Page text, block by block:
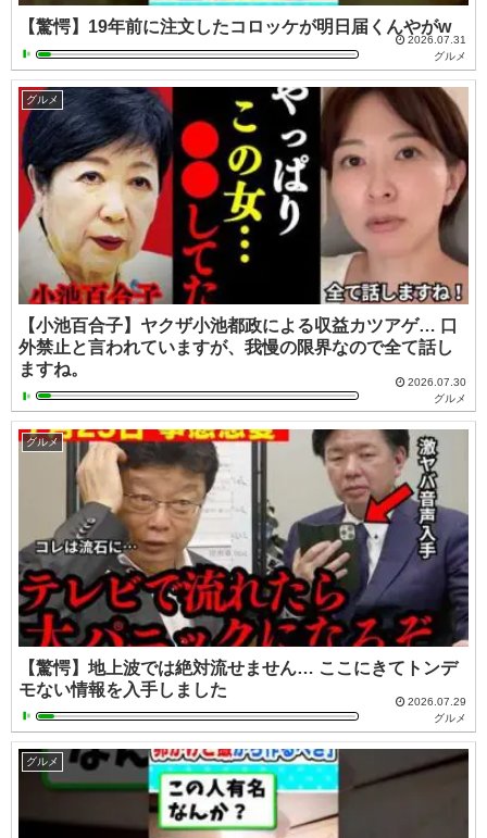
【驚愕】19年前に注文したコロッケが明日届くんやがw
2026.07.31
グルメ
グルメ
【小池百合子】ヤクザ小池都政による収益カツアゲ… 口
外禁止と言われていますが、我慢の限界なので全て話し
ますね。
2026.07.30
グルメ
グルメ
【驚愕】地上波では絶対流せません… ここにきてトンデ
モない情報を入手しました
2026.07.29
グルメ
グルメ